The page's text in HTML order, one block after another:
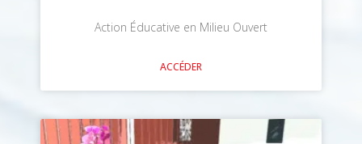
Action Éducative en Milieu Ouvert
ACCÉDER